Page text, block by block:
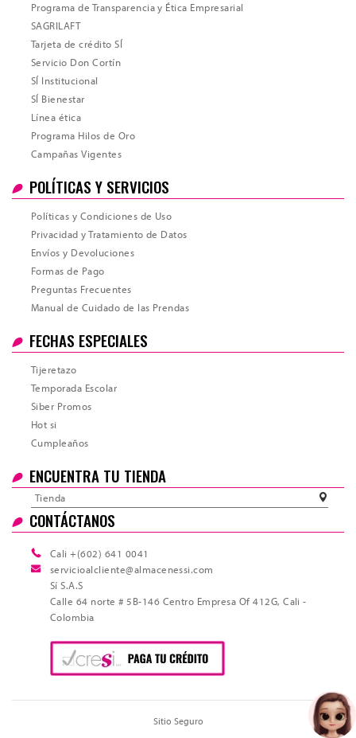
Programa de Transparencia y Ética Empresarial
SAGRILAFT
Tarjeta de crédito SÍ
Servicio Don Cortín
SÍ Institucional
SÍ Bienestar
Línea ética
Programa Hilos de Oro
Campañas Vigentes
POLÍTICAS Y SERVICIOS
Políticas y Condiciones de Uso
Privacidad y Tratamiento de Datos
Envíos y Devoluciones
Formas de Pago
Preguntas Frecuentes
Manual de Cuidado de las Prendas
FECHAS ESPECIALES
Tijeretazo
Temporada Escolar
Siber Promos
Hot si
Cumpleaños
ENCUENTRA TU TIENDA
Tienda
CONTÁCTANOS
Cali +(602) 641 0041
servicioalcliente@almacenessi.com
Sí S.A.S
Calle 64 norte # 5B-146 Centro Empresa Of 412G, Cali -
Colombia
Sitio Seguro